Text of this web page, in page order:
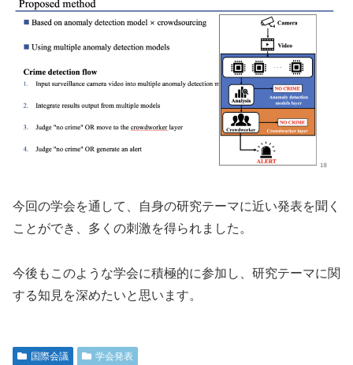
今回の学会を通して、自身の研究テーマに近い発表を聞く
ことができ、多くの刺激を得られました。
今後もこのような学会に積極的に参加し、研究テーマに関
する知見を深めたいと思います。
国際会議 学会発表